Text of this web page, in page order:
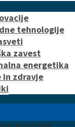
tehnologije
zavest
energetika
in zdravje